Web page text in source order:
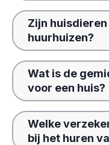
Zijn
huurhuizen?
Wat is de
voor een huis?
Welke
bij het huren